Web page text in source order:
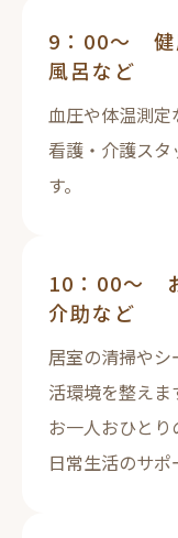
9：00～ 健
風呂など
血圧や体温測定
看護・介護ス
す。
10：00～
介助など
居室の清掃や
活環境を整えま
お一人おひと
日常生活のサポ